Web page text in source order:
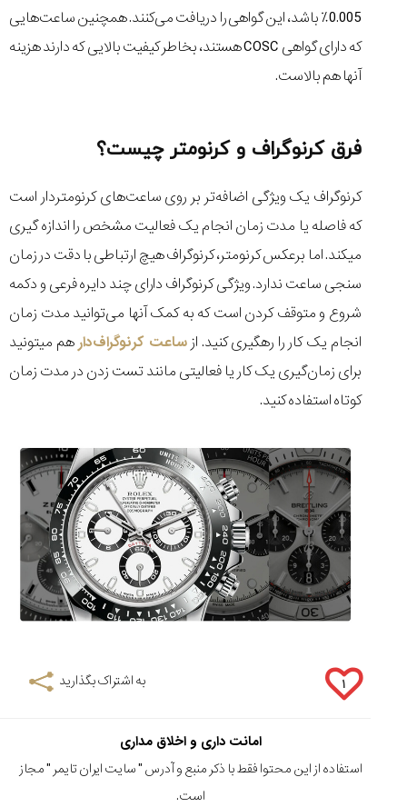
0.005٪ باشد، این گواهی را دریافت می‌کنند. همچنین ساعت‌هایی
که دارای گواهی COSC هستند، بخاطر کیفیت بالایی که دارند هزینه
آنها هم بالاست.
فرق کرنوگراف و کرنومتر چیست؟
کرنوگراف یک ویژگی اضافه‌تر بر روی ساعت‌های کرنومتر‌دار است
که فاصله یا مدت زمان انجام یک فعالیت مشخص را اندازه گیری
میکند. اما برعکس کرنومتر، کرنوگراف هیچ ارتباطی با دقت در زمان
سنجی ساعت ندارد. ویژگی کرنوگراف دارای چند دایره فرعی و دکمه
شروع و متوقف کردن است که به کمک آنها می‌توانید مدت زمان
انجام یک کار را رهگیری کنید. ازساعت کرنوگراف‌دارهم میتونید
برای زمان‌گیری یک کار یا فعالیتی مانند تست زدن در مدت زمان
کوتاه استفاده کنید.
۱ به اشتراک بگذارید
امانت داری و اخلاق مداری
استفاده از این محتوا فقط با ذکر منبع و آدرس "سایت ایران تایمر " مجاز
است.